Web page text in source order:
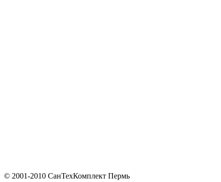
© 2001-2010 СанТехКомплект Пермь